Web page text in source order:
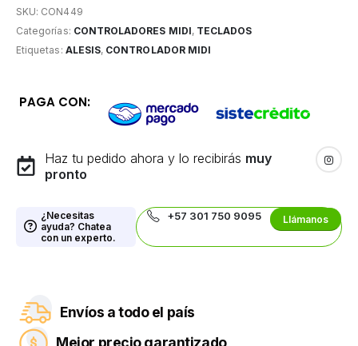
SKU: CON449
Categorías: CONTROLADORES MIDI, TECLADOS
Etiquetas: ALESIS, CONTROLADOR MIDI
PAGA CON:
Haz tu pedido ahora y lo recibirás muy
pronto
¿Necesitas
ayuda? Chatea
con un experto.
+57 301 750 9095 Llámanos
Envíos a todo el país
Mejor precio garantizado